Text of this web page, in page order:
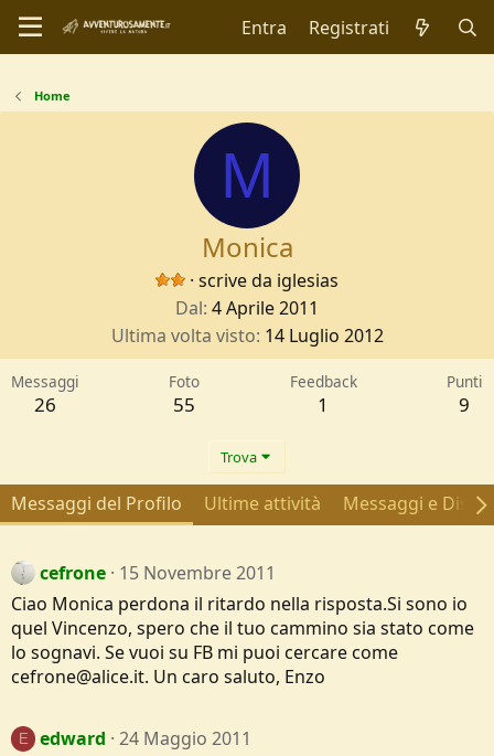
Entra Registrati
Home
M
Monica
· scrive da iglesias
Dal 4 Aprile 2011
Ultima volta visto 14 Luglio 2012
Messaggi
26
Foto
55
Feedback
1
Punti
9
Trova
Messaggi del Profilo Ultime attività Messaggi e
cefrone 15 Novembre 2011
Ciao Monica perdona il ritardo nella risposta.Si sono io
quel Vincenzo, spero che il tuo cammino sia stato come
lo sognavi. Se vuoi su FB mi puoi cercare come
cefrone@alice.it. Un caro saluto, Enzo
E edward
24 Maggio 2011